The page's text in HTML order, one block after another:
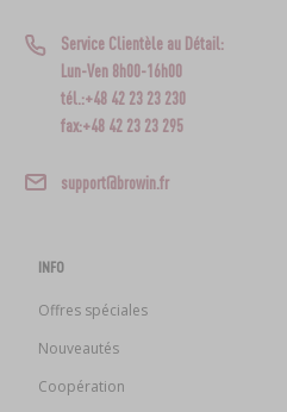
Service Clientèle au Détail:
Lun-Ven 8h00-16h00
tél.:+48 42 23 23 230
fax:+48 42 23 23 295
support@browin.fr
INFO
Offres spéciales
Nouveautés
Coopération